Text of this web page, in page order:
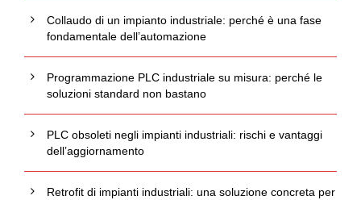
Collaudo di un impianto industriale: perché è una fase
fondamentale dell’automazione
Programmazione PLC industriale su misura: perché le
soluzioni standard non bastano
PLC obsoleti negli impianti industriali: rischi e vantaggi
dell’aggiornamento
Retrofit di impianti industriali: una soluzione concreta per